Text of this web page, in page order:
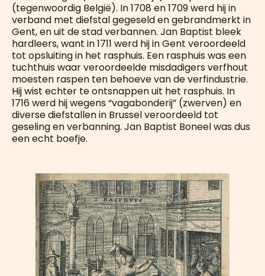
(tegenwoordig België). In 1708 en 1709 werd hij in
verband met diefstal gegeseld en gebrandmerkt in
Gent, en uit de stad verbannen. Jan Baptist bleek
hardleers, want in 1711 werd hij in Gent veroordeeld
tot opsluiting in het rasphuis. Een rasphuis was een
tuchthuis waar veroordeelde misdadigers verfhout
moesten raspen ten behoeve van de verfindustrie.
Hij wist echter te ontsnappen uit het rasphuis. In
1716 werd hij wegens “vagabonderij” (zwerven) en
diverse diefstallen in Brussel veroordeeld tot
geseling en verbanning. Jan Baptist Boneel was dus
een echt boefje.